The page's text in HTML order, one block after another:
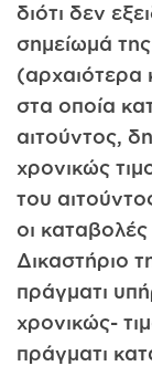
διότι δεν
σημείωμά
(αρχαιότερα
στα οποία
αιτούντος,
χρονικώς
του
οι
Δικαστήριο
πράγματι
χρονικώς-
πράγματι